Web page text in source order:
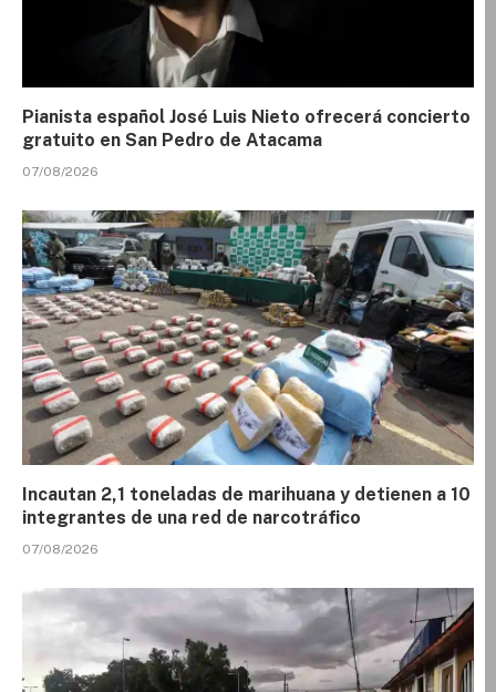
Pianista español José Luis Nieto ofrecerá concierto
gratuito en San Pedro de Atacama
07/08/2026
Incautan 2,1 toneladas de marihuana y detienen a 10
integrantes de una red de narcotráfico
07/08/2026